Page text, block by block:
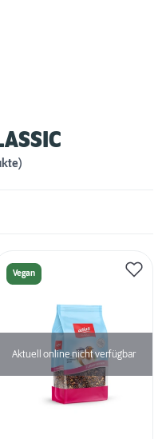
Vegan
Aktuell online nicht verfügbar